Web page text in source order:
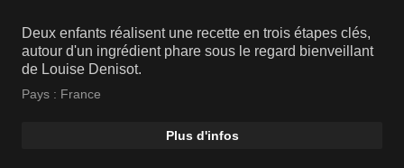
Deux enfants réalisent une recette en trois étapes clés,
autour d'un ingrédient phare sous le regard bienveillant
de Louise Denisot.
Pays : France
Plus d'infos